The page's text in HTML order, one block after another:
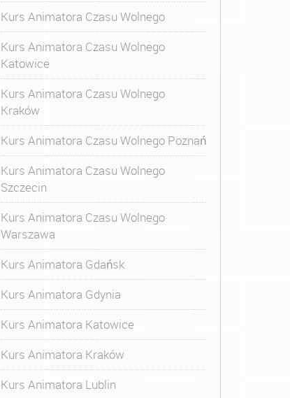
Kurs Animatora Czasu Wolnego
Kurs Animatora Czasu Wolnego
Katowice
Kurs Animatora Czasu Wolnego
Kraków
Kurs Animatora Czasu Wolnego Poznań
Kurs Animatora Czasu Wolnego
Szczecin
Kurs Animatora Czasu Wolnego
Warszawa
Kurs Animatora Gdańsk
Kurs Animatora Gdynia
Kurs Animatora Katowice
Kurs Animatora Kraków
Kurs Animatora Lublin